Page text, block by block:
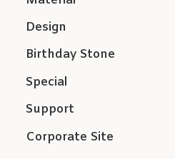
Support
Corporate Site
Design
Birthday Stone
Special